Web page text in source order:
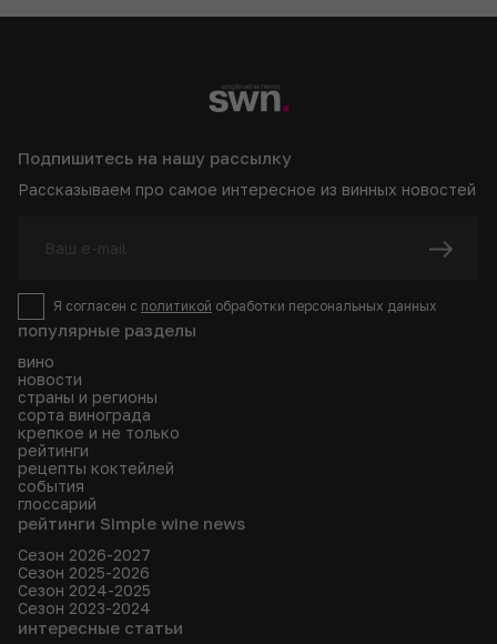
популярные разделы
вино
новости
страны и регионы
сорта винограда
крепкое и не только
рейтинги
рецепты коктейлей
события
глоссарий
рейтинги Simple wine news
Сезон 2026-2027
Сезон 2025-2026
Сезон 2024-2025
Сезон 2023-2024
интересные статьи
Подпишитесь на нашу рассылку
Рассказываем про самое интересное из винных новостей
Я согласен с политикой обработки персональных данных